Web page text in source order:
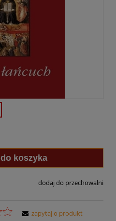
do koszyka
dodaj do przechowalni
zapytaj o produkt